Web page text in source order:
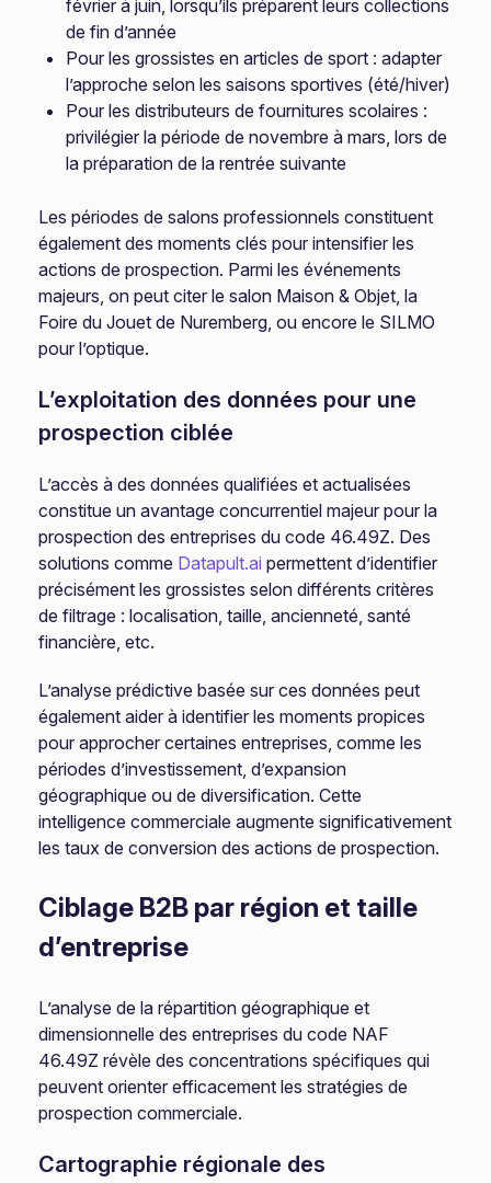
février à juin, lorsqu’ils préparent leurs collections
de fin d’année
Pour les grossistes en articles de sport : adapter
l’approche selon les saisons sportives (été/hiver)
Pour les distributeurs de fournitures scolaires :
privilégier la période de novembre à mars, lors de
la préparation de la rentrée suivante
Les périodes de salons professionnels constituent
également des moments clés pour intensifier les
actions de prospection. Parmi les événements
majeurs, on peut citer le salon Maison & Objet, la
Foire du Jouet de Nuremberg, ou encore le SILMO
pour l’optique.
L’exploitation des données pour une
prospection ciblée
L’accès à des données qualifiées et actualisées
constitue un avantage concurrentiel majeur pour la
prospection des entreprises du code 46.49Z. Des
solutions comme Datapult.ai permettent d’identifier
précisément les grossistes selon différents critères
de filtrage : localisation, taille, ancienneté, santé
financière, etc.
L’analyse prédictive basée sur ces données peut
également aider à identifier les moments propices
pour approcher certaines entreprises, comme les
périodes d’investissement, d’expansion
géographique ou de diversification. Cette
intelligence commerciale augmente significativement
les taux de conversion des actions de prospection.
Ciblage B2B par région et taille
d’entreprise
L’analyse de la répartition géographique et
dimensionnelle des entreprises du code NAF
46.49Z révèle des concentrations spécifiques qui
peuvent orienter efficacement les stratégies de
prospection commerciale.
Cartographie régionale des